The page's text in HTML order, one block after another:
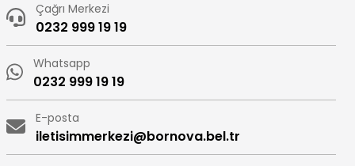
Çağrı Merkezi
0232 999 19 19
Whatsapp
0232 999 19 19
E-posta
iletisimmerkezi@bornova.bel.tr